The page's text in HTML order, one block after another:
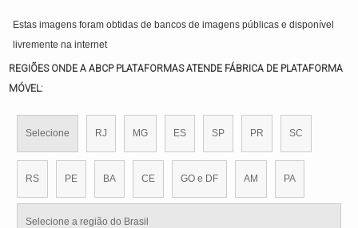
Estas imagens foram obtidas de bancos de imagens públicas e disponível
livremente na internet
REGIÕES ONDE A ABCP PLATAFORMAS ATENDE FÁBRICA DE PLATAFORMA
MÓVEL:
Selecione RJ MG ES SP PR SC
RS PE BA CE GO e DF AM PA
Selecione a região do Brasil